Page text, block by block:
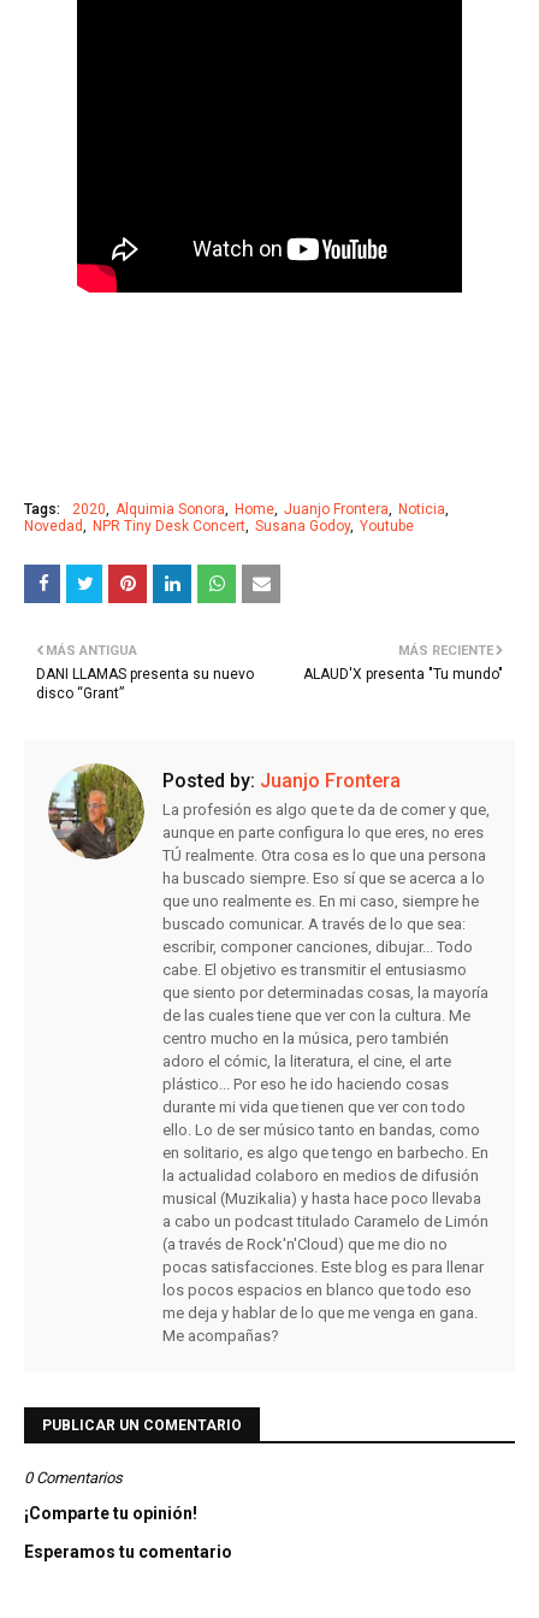
Tags: 2020 Alquimia Sonora Home Juanjo Frontera
Noticia
Novedad
NPR Tiny Desk Concert Susana Godoy Youtube
MÁS RECIENTE
ALAUD'X presenta "Tu mundo"
MÁS ANTIGUA
DANI LLAMAS presenta su nuevo
disco “Grant”
Posted by: Juanjo Frontera
La profesión es algo que te da de comer y que,
aunque en parte configura lo que eres, no eres
TÚ realmente. Otra cosa es lo que una persona
ha buscado siempre. Eso sí que se acerca a lo
que uno realmente es. En mi caso, siempre he
buscado comunicar. A través de lo que sea:
escribir, componer canciones, dibujar... Todo
cabe. El objetivo es transmitir el entusiasmo
que siento por determinadas cosas, la mayoría
de las cuales tiene que ver con la cultura. Me
centro mucho en la música, pero también
adoro el cómic, la literatura, el cine, el arte
plástico... Por eso he ido haciendo cosas
durante mi vida que tienen que ver con todo
ello. Lo de ser músico tanto en bandas, como
en solitario, es algo que tengo en barbecho. En
la actualidad colaboro en medios de difusión
musical (Muzikalia) y hasta hace poco llevaba
a cabo un podcast titulado Caramelo de Limón
(a través de Rock'n'Cloud) que me dio no
pocas satisfacciones. Este blog es para llenar
los pocos espacios en blanco que todo eso
me deja y hablar de lo que me venga en gana.
Me acompañas?
PUBLICAR UN COMENTARIO
0 Comentarios
¡Comparte tu opinión!
Esperamos tu comentario